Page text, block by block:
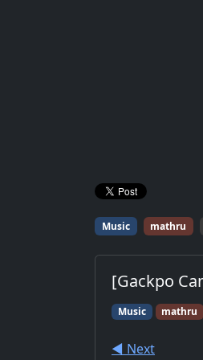
Music mathru
[Gackpo
Music mathru
◀︎ Next